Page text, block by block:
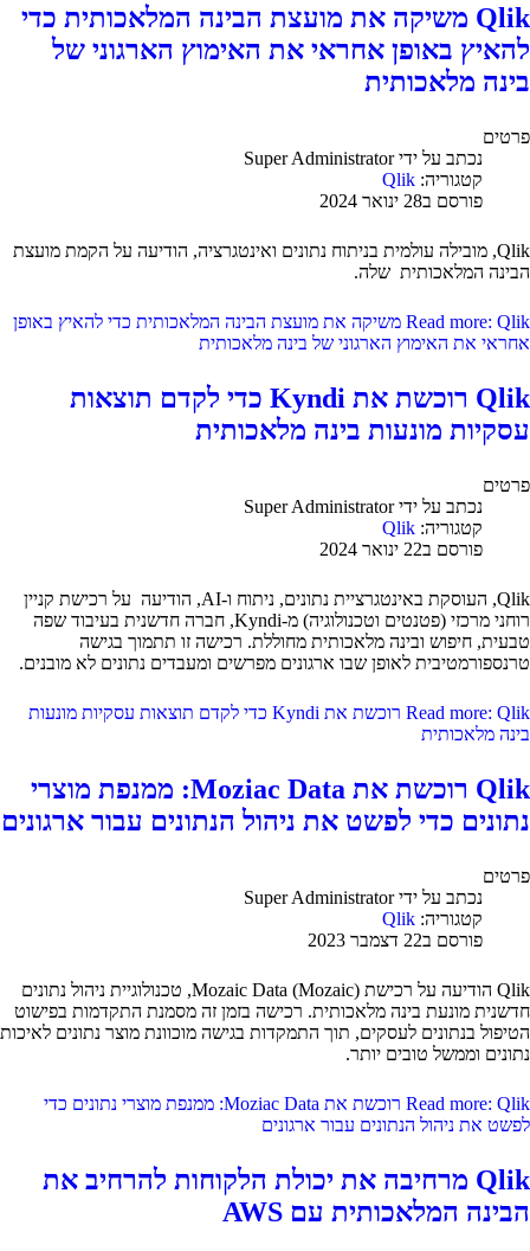
Qlik משיקה את מועצת הבינה המלאכותית כדי
להאיץ באופן אחראי את האימוץ הארגוני של
בינה מלאכותית
פרטים
נכתב על ידיSuper Administrator
קטגוריה: Qlik
פורסם ב28 ינואר 2024
Qlik, מובילה עולמית בניתוח נתונים ואינטגרציה, הודיעה על הקמת מועצת
הבינה המלאכותית שלה.
Read more: Qlik משיקה את מועצת הבינה המלאכותית כדי להאיץ באופן
אחראי את האימוץ הארגוני של בינה מלאכותית
Qlik רוכשת את Kyndi כדי לקדם תוצאות
עסקיות מונעות בינה מלאכותית
פרטים
נכתב על ידיSuper Administrator
קטגוריה: Qlik
פורסם ב22 ינואר 2024
Qlik, העוסקת באינטגרציית נתונים, ניתוח ו-AI, הודיעה על רכישת קניין
רוחני מרכזי (פטנטים וטכנולוגיה) מ-Kyndi, חברה חדשנית בעיבוד שפה
טבעית, חיפוש ובינה מלאכותית מחוללת. רכישה זו תתמוך בגישה
טרנספורמטיבית לאופן שבו ארגונים מפרשים ומעבדים נתונים לא מובנים.
Read more: Qlik רוכשת את Kyndi כדי לקדם תוצאות עסקיות מונעות
בינה מלאכותית
Qlik רוכשת את Moziac Data: ממנפת מוצרי
נתונים כדי לפשט את ניהול הנתונים עבור ארגונים
פרטים
נכתב על ידיSuper Administrator
קטגוריה: Qlik
פורסם ב22 דצמבר 2023
Qlik הודיעה על רכישת Mozaic Data (Mozaic), טכנולוגיית ניהול נתונים
חדשנית מונעת בינה מלאכותית. רכישה בזמן זה מסמנת התקדמות בפישוט
הטיפול בנתונים לעסקים, תוך התמקדות בגישה מוכוונת מוצר נתונים לאיכות
נתונים וממשל טובים יותר.
Read more: Qlik רוכשת את Moziac Data: ממנפת מוצרי נתונים כדי
לפשט את ניהול הנתונים עבור ארגונים
Qlik מרחיבה את יכולת הלקוחות להרחיב את
הבינה המלאכותית עם AWS